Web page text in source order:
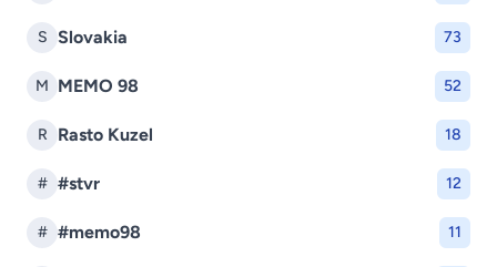
S Slovakia 73
M MEMO 98 52
R Rasto Kuzel 18
# #stvr 12
# #memo98 11